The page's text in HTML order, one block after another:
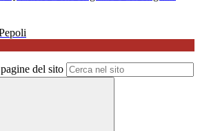
del sito